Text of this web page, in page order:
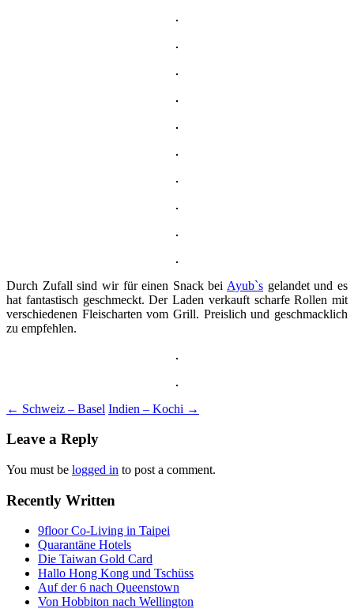
Durch Zufall sind wir für einen Snack bei Ayub`s gelandet und es
hat fantastisch geschmeckt. Der Laden verkauft scharfe Rollen mit
verschiedenen Fleischarten vom Grill. Preislich und geschmacklich
zu empfehlen.
Post
navigation
← Schweiz – Basel Indien – Kochi →
Leave a Reply
You must be logged in to post a comment.
Recently Written
9floor Co-Living in Taipei
Quarantäne Hotels
Die Taiwan Gold Card
Hallo Hong Kong und Tschüss
Auf der 6 nach Queenstown
Von Hobbiton nach Wellington